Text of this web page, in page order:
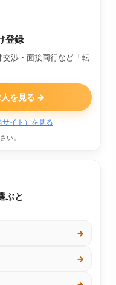
登録
渉・面接同行など「転
人を見る →
イト）を見る
い。
ぶと
→
→